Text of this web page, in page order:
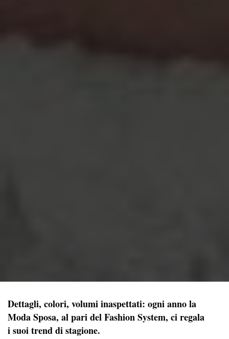
Dettagli, colori, volumi inaspettati: ogni anno la
Moda Sposa, al pari del Fashion System, ci regala
i suoi trend di stagione.